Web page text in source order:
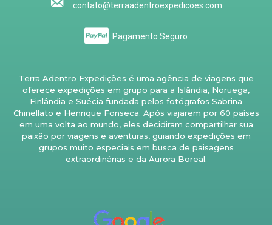
contato@terraadentroexpedicoes.com
Pagamento Seguro
Terra Adentro Expedições é uma agência de viagens que
oferece expedições em grupo para a Islândia, Noruega,
Finlândia e Suécia fundada pelos fotógrafos Sabrina
Chinellato e Henrique Fonseca. Após viajarem por 60 países
em uma volta ao mundo, eles decidiram compartilhar sua
paixão por viagens e aventuras, guiando expedições em
grupos muito especiais em busca de paisagens
extraordinárias e da Aurora Boreal.